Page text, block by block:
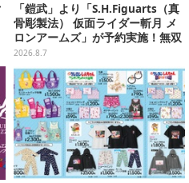
「鎧武」より「S.H.Figuarts（真
骨彫製法） 仮面ライダー斬月 メ
ロンアームズ」が予約実施！無双
セイバー、メロンディフェンダー
が付属
2026.8.7